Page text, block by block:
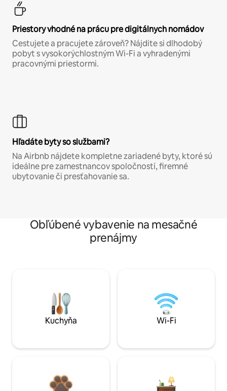
Priestory vhodné na prácu pre digitálnych nomádov
Cestujete a pracujete zároveň? Nájdite si dlhodobý
pobyt s vysokorýchlostným Wi-Fi a vyhradenými
pracovnými priestormi.
Hľadáte byty so službami?
Na Airbnb nájdete kompletne zariadené byty, ktoré sú
ideálne pre zamestnancov spoločností, firemné
ubytovanie či presťahovanie sa.
Obľúbené vybavenie na mesačné
prenájmy
Kuchyňa Wi-Fi